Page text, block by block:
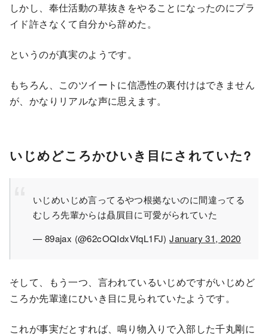
しかし、奉仕活動の草抜きをやることになったのにプラ
イド許さなくて自分から辞めた。
というのが真実のようです。
もちろん、このツイートに信憑性の裏付けはできません
が、かなりリアルな声に思えます。
いじめどころかひいき目にされていた?
いじめいじめ言ってるやつ根拠ないのに間違ってる
むしろ先輩からは贔屓目に可愛がられていた
— 89ajax (@62cOQIdxVfqL1FJ)January 31, 2020
そして、もう一つ、言われているいじめですがいじめど
ころか先輩達にひいき目に見られていたようです。
これが事実だとすれば、鳴り物入りで入部した千丸剛に